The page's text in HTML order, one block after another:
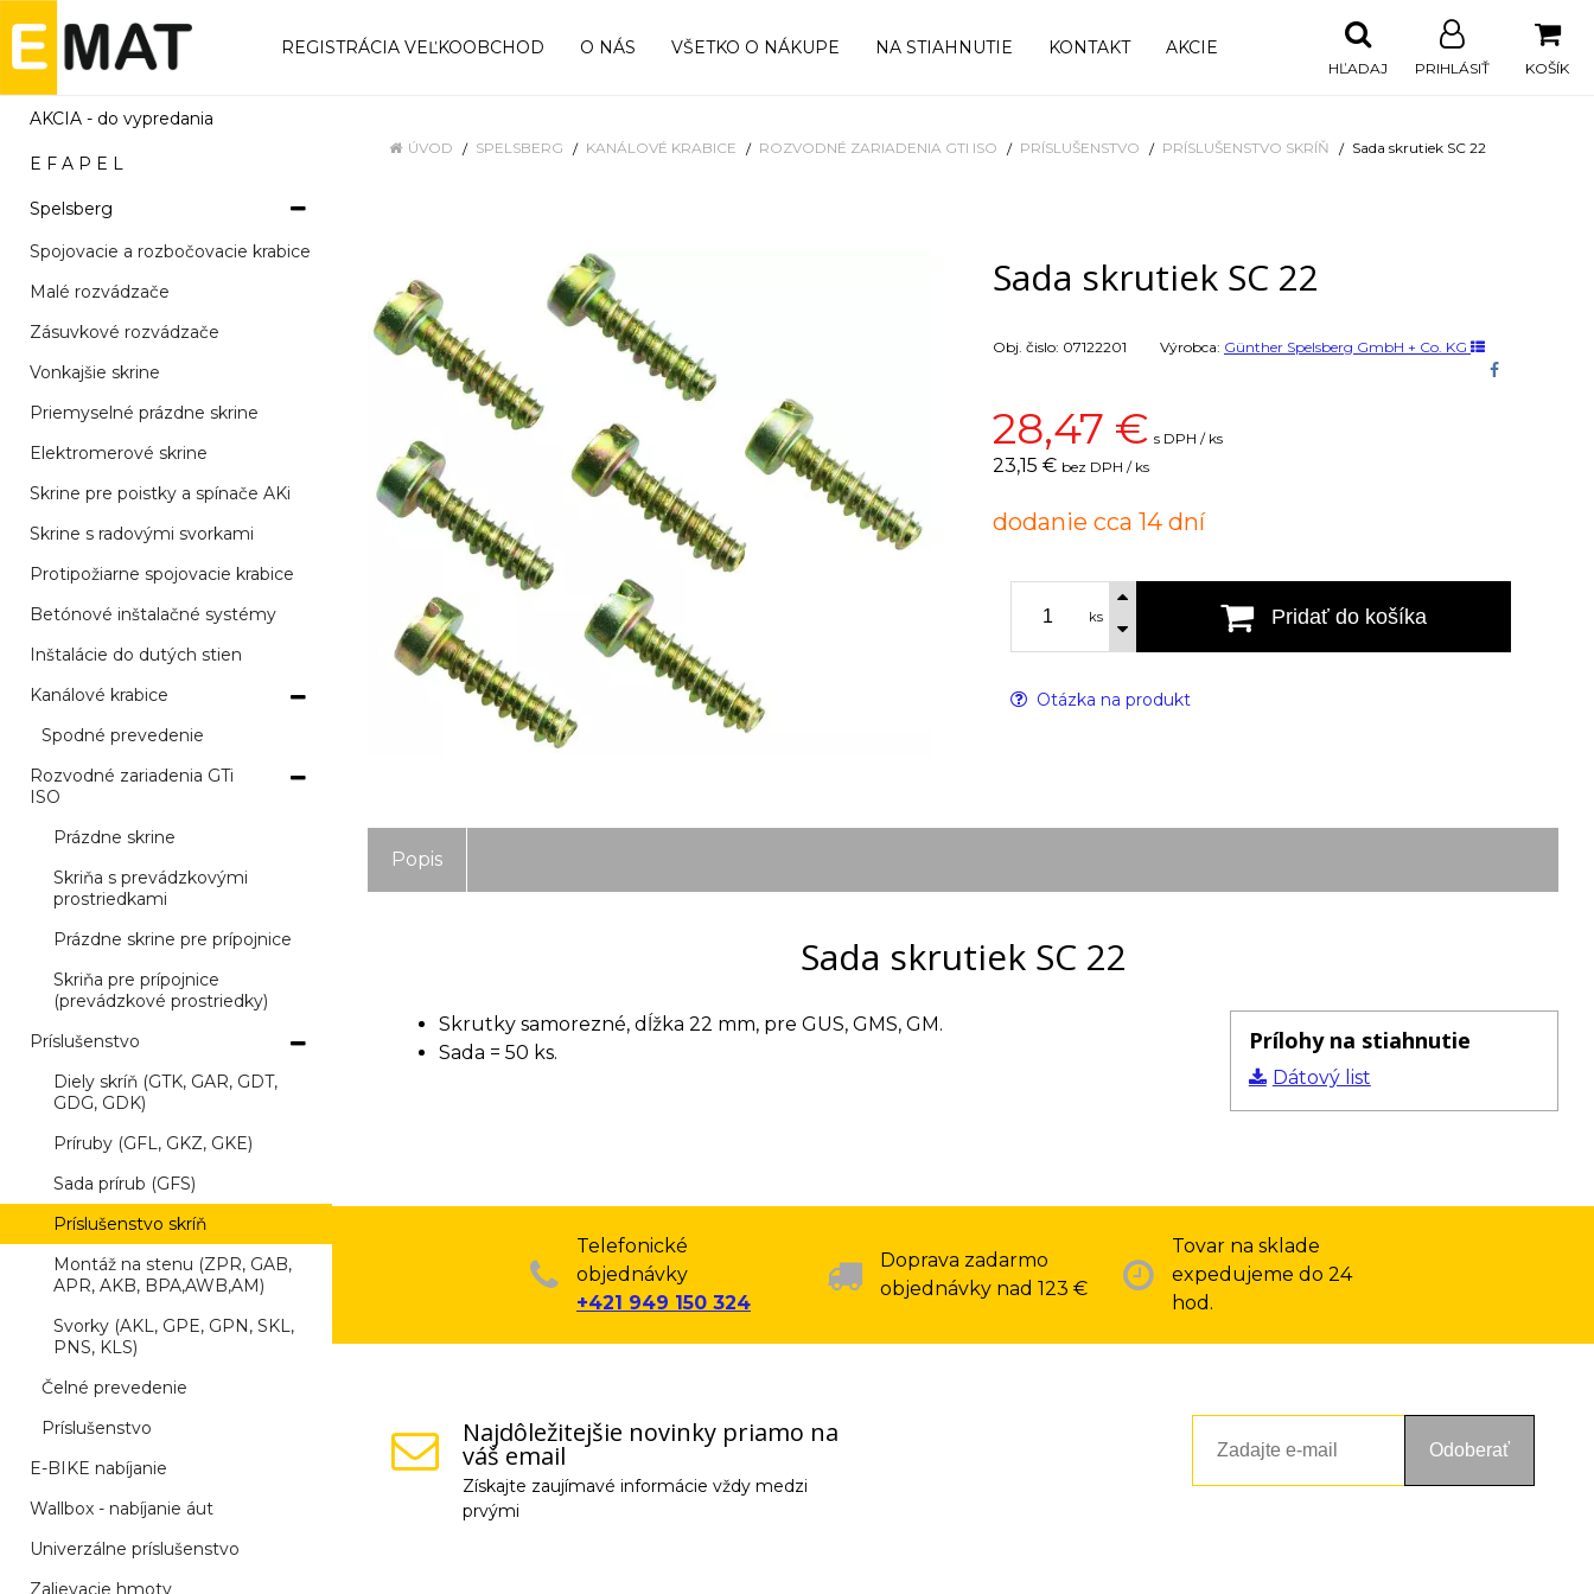
REGISTRÁCIA VEĽKOOBCHOD O NÁS VŠETKO O NÁKUPE NA STIAHNUTIE KONTAKT AKCIE
KOŠÍK
PRIHLÁSIŤ
HĽADAJ
AKCIA - do vypredania
E F A P E L
Spelsberg
Spojovacie a rozbočovacie krabice
Malé rozvádzače
Zásuvkové rozvádzače
Vonkajšie skrine
Priemyselné prázdne skrine
Elektromerové skrine
Skrine pre poistky a spínače AKi
Skrine s radovými svorkami
Protipožiarne spojovacie krabice
Betónové inštalačné systémy
Inštalácie do dutých stien
Kanálové krabice
Spodné prevedenie
Rozvodné zariadenia GTi
ISO
Prázdne skrine
Skriňa s prevádzkovými
prostriedkami
Prázdne skrine pre prípojnice
Skriňa pre prípojnice
(prevádzkové prostriedky)
Príslušenstvo
Diely skríň (GTK, GAR, GDT,
GDG, GDK)
Príruby (GFL, GKZ, GKE)
Sada prírub (GFS)
Príslušenstvo skríň
Montáž na stenu (ZPR, GAB,
APR, AKB, BPA,AWB,AM)
Svorky (AKL, GPE, GPN, SKL,
PNS, KLS)
Čelné prevedenie
Príslušenstvo
E-BIKE nabíjanie
Wallbox - nabíjanie áut
Univerzálne príslušenstvo
Zalievacie hmoty
ÚVOD SPELSBERG KANÁLOVÉ KRABICE ROZVODNÉ ZARIADENIA GTI ISO PRÍSLUŠENSTVO PRÍSLUŠENSTVO SKRÍŇ Sada skrutiek SC 22
Sada skrutiek SC 22
Obj. čislo: 07122201 Výrobca: Günther Spelsberg GmbH + Co. KG
28,47 € s DPH / ks
23,15 € bez DPH / ks
dodanie cca 14 dní
ks Pridať do košíka
Otázka na produkt
Popis
Sada skrutiek SC 22
Prílohy na stiahnutie
Dátový list
Skrutky samorezné, dĺžka 22 mm, pre GUS, GMS, GM.
Sada = 50 ks.
Telefonické
objednávky
+421 949 150 324
Doprava zadarmo
objednávky nad 123 €
Tovar na sklade
expedujeme do 24
hod.
Najdôležitejšie novinky priamo na
váš email
Získajte zaujímavé informácie vždy medzi
prvými
Odoberať